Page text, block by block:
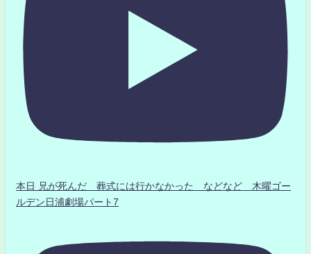
本日 兄が死んだ 葬式には行かなかった などなど 木曜ゴー
ルデン日浦劇場パート7